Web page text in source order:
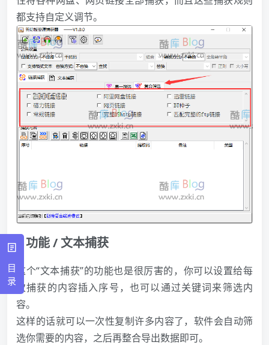
都支持自定义调节。
功能 / 文本捕获
这个“文本捕获”的功能也是很厉害的，你可以设置给每
次捕获的内容插入序号，也可以通过关键词来筛选内
容。
这样的话就可以一次性复制许多内容了，软件会自动筛
选你需要的内容，之后再整合导出数据即可。
目
录